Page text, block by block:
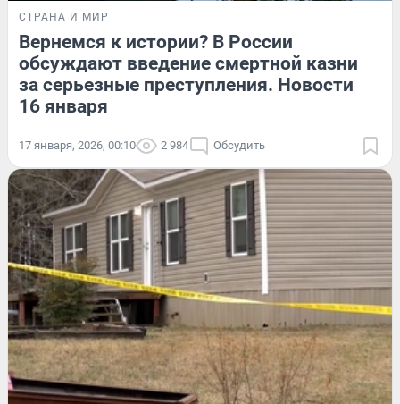
СТРАНА И МИР
Вернемся к истории? В России
обсуждают введение смертной казни
за серьезные преступления. Новости
16 января
17 января, 2026, 00:10 2 984 Обсудить